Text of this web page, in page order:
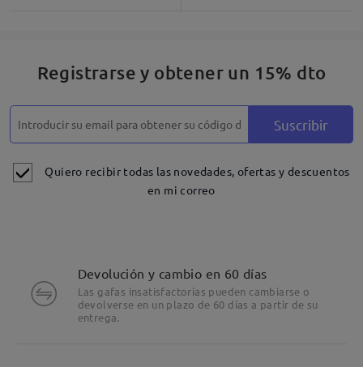
Registrarse y obtener un 15% dto
Suscribir
Quiero recibir todas las novedades, ofertas y descuentos
en mi correo
Devolución y cambio en 60 días
Las gafas insatisfactorias pueden cambiarse o
devolverse en un plazo de 60 días a partir de su
entrega.